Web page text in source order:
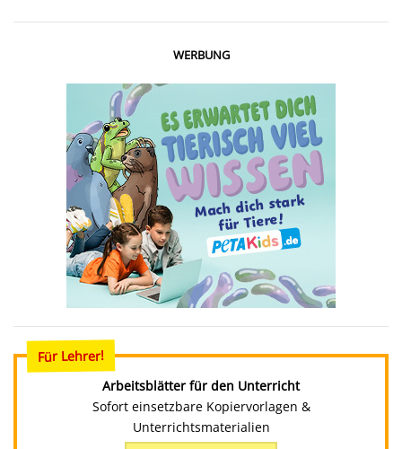
WERBUNG
Für Lehrer!
Arbeitsblätter für den Unterricht
Sofort einsetzbare Kopiervorlagen &
Unterrichtsmaterialien